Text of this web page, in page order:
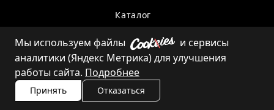
Каталог
Контакты
Мы используем файлы
и сервисы
аналитики (Яндекс Метрика) для улучшения
работы сайта. Подробнее
Принять Отказаться